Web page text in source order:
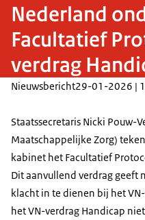
Nederland
Facultatief
verdrag
Nieuwsbericht29-01-2026 |
Staatssecretaris Nicki Pouw-
Maatschappelijke Zorg)
kabinet het Facultatief
Dit aanvullend verdrag geeft
klacht in te dienen bij het
het VN-verdrag Handicap